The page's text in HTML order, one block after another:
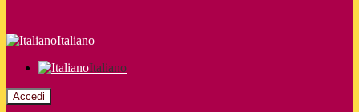
Italiano
Italiano
Accedi